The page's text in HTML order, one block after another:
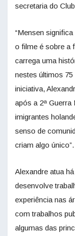
secretaria do
“Mensen
o filme é sobre a
carrega uma
nestes últimos 75
iniciativa,
após a 2ª Guerra
imigrantes
senso de
criam algo único”.
Alexandre atua
desenvolve
experiência nas
com trabalhos
algumas das